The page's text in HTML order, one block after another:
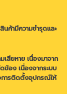
นค้ามีความชำรุดและ
สียหาย เนื่องมาจาก
ข้อง เนื่องจากระบบ
การติดตั้งอุปกรณ์ให้